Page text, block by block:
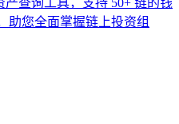
产查询工具，支持 50+ 链的钱
助您全面掌握链上投资组